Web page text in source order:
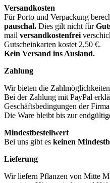
Versandkosten
Für Porto und Verpackung
pauschal. Dies gilt nicht für
mail versandkostenfrei
Gutscheinkarten kostet 2,50 €.
Kein Versand ins Ausland.
Zahlung
Wir bieten die
Bei der Zahlung mit PayPal
Geschäftsbedingungen der
Die Ware bleibt bis zur
Mindestbestellwert
Bei uns gibt es keinen
Lieferung
Wir liefern Pflanzen von Mitte